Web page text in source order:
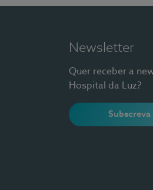
Newsletter
Quer receber a
Hospital da Luz?
Subscreva